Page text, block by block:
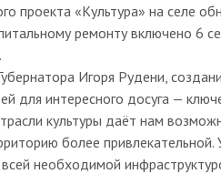
проекта «Культура» на селе
ремонту включено 6
Игоря Рудени,
для интересного досуга —
культуры даёт нам
более
необходимой